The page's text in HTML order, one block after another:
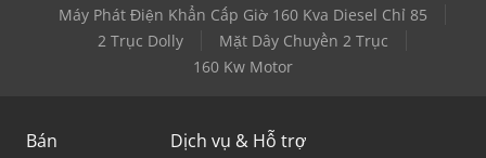
Máy Phát Điện Khẩn Cấp Giờ 160 Kva Diesel Chỉ 85
2 Trục Dolly
Mặt Dây Chuyền 2 Trục
160 Kw Motor
Bán Dịch vụ & Hỗ trợ